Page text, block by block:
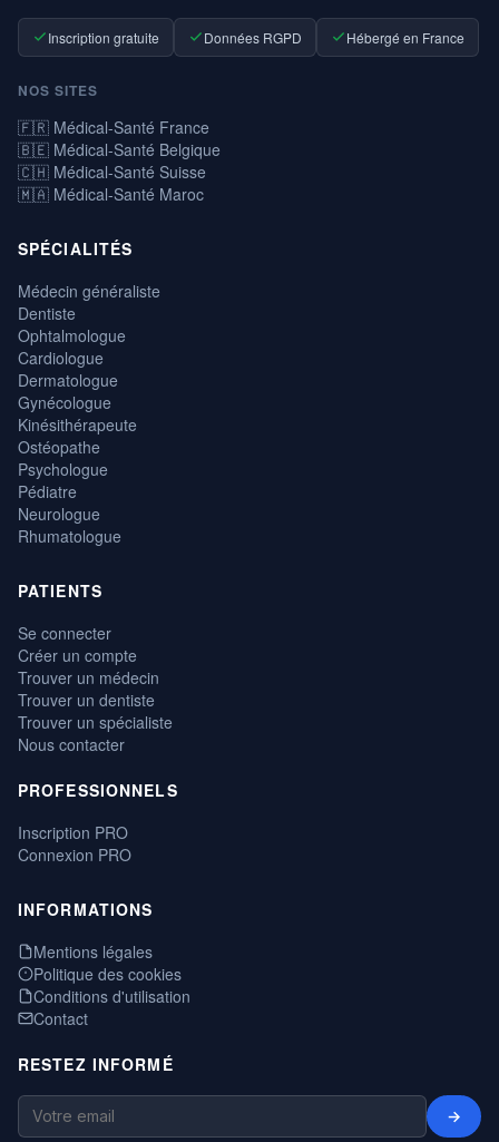
Inscription gratuite Données RGPD Hébergé en France
NOS SITES
🇫🇷 Médical-Santé France
🇧🇪 Médical-Santé Belgique
🇨🇭 Médical-Santé Suisse
🇲🇦 Médical-Santé Maroc
SPÉCIALITÉS
Médecin généraliste
Dentiste
Ophtalmologue
Cardiologue
Dermatologue
Gynécologue
Kinésithérapeute
Ostéopathe
Psychologue
Pédiatre
Neurologue
Rhumatologue
PATIENTS
Se connecter
Créer un compte
Trouver un médecin
Trouver un dentiste
Trouver un spécialiste
Nous contacter
PROFESSIONNELS
Inscription PRO
Connexion PRO
INFORMATIONS
Mentions légales
Politique des cookies
Conditions d'utilisation
Contact
RESTEZ INFORMÉ
→